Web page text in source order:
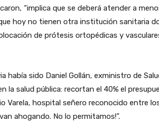
“implica que se deberá atender a
hoy no tienen otra institución sanitaria
de prótesis ortopédicas y
había sido Daniel Gollán, exministro de
la salud pública: recortan el 40% el
Varela, hospital señero reconocido entre
ahogando. No lo permitamos!”.